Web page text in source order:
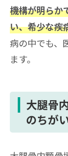
機構が明らか
い、希少な疾
病の中でも、
ます。
大腿骨
のちが